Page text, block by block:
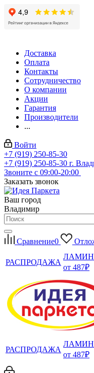
Доставка
Оплата
Контакты
Сотрудничество
О компании
Акции
Гарантия
Производители
...
Войти
+7 (919) 250-85-30
+7 (919) 250-85-30 г.
Звоните с 09:00-20:00
Заказать звонок
Ваш город
Владимир
Сравнение0
РАСПРОДАЖА
от 487₽
РАСПРОДАЖА
от 487₽